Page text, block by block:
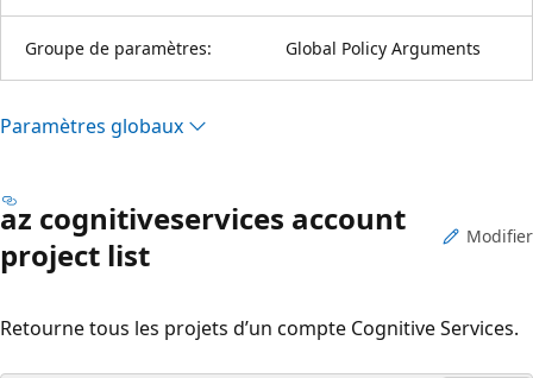
Groupe de paramètres: Global Policy Arguments
Paramètres globaux
az cognitiveservices account
project list
Modifier
Retourne tous les projets d’un compte Cognitive Services.